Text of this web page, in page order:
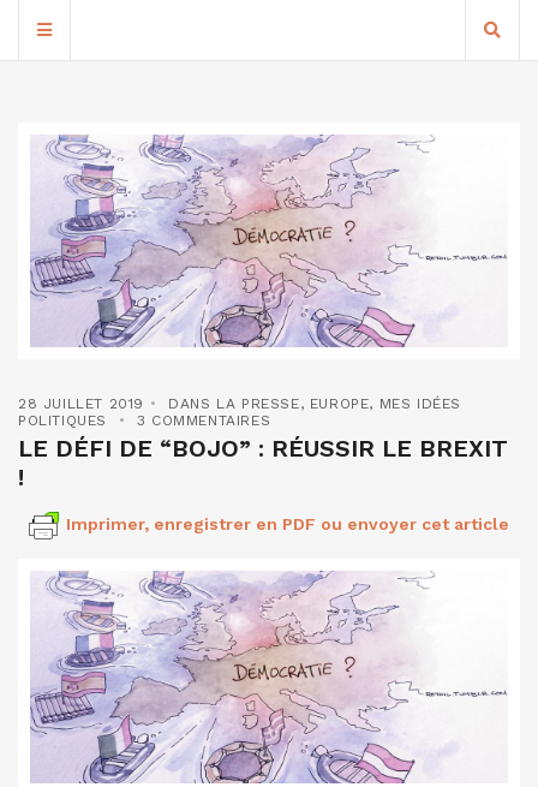
28 JUILLET 2019 DANS LA PRESSE, EUROPE, MES IDÉES
POLITIQUES
3 COMMENTAIRES
LE DÉFI DE “BOJO” : RÉUSSIR LE BREXIT
!
Imprimer, enregistrer en PDF ou envoyer cet article